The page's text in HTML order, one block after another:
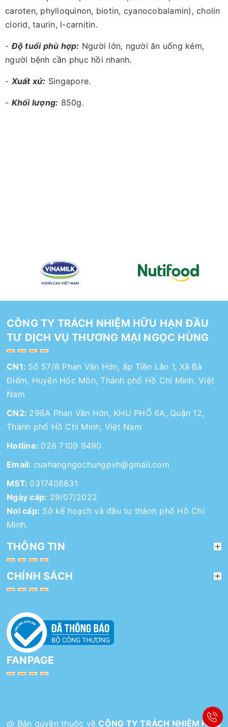
caroten, phylloquinon, biotin, cyanocobalamin), cholin
clorid, taurin, l-carnitin.
-Độ tuổi phù hợp: Người lớn, người ăn uống kém,
người bệnh cần phục hồi nhanh.
- Xuất xứ: Singapore.
- Khối lượng: 850g.
CÔNG TY TRÁCH NHIỆM HỮU HẠN ĐẦU
TƯ DỊCH VỤ THƯƠNG MẠI NGỌC HÙNG
CN1: Số 57/8 Phan Văn Hớn, ấp Tiền Lân 1, Xã Bà
Điểm, Huyện Hóc Môn, Thành phố Hồ Chí Minh, Việt
Nam
CN2: 298A Phan Văn Hớn, KHU PHỐ 6A, Quận 12,
Thành phố Hồ Chí Minh, Việt Nam
Hotline: 028 7109 9490
Email: cuahangngochungpvh@gmail.com
MST: 0317408831
Ngày cấp: 29/07/2022
Nơi cấp: Sở kế hoạch và đầu tư thành phố Hồ Chí
Minh.
THÔNG TIN
CHÍNH SÁCH
FANPAGE
@ Bản quyền thuộc về CÔNG TY TRÁCH NHIỆM HỮU